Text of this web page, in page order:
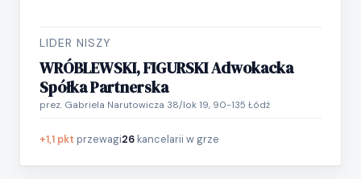
LIDER NISZY
WRÓBLEWSKI, FIGURSKI Adwokacka
Spółka Partnerska
prez. Gabriela Narutowicza 38/lok 19, 90-135 Łódź
+1,1 pkt przewagi26 kancelarii w grze